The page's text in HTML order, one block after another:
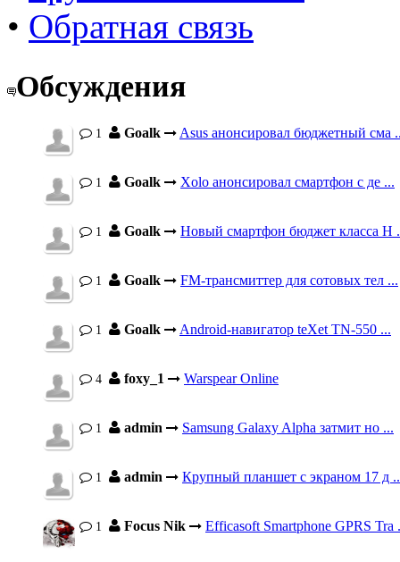
• Обратная связь
Обсуждения
1 Goalk Asus анонсировал бюджетный сма
1 Goalk Xolo анонсировал смартфон с де ...
1 Goalk Новый смартфон бюджет класса H
1 Goalk FM-трансмиттер для сотовых тел ...
1 Goalk Android-навигатор teXet TN-550 ...
4 foxy_1 Warspear Online
1 admin Samsung Galaxy Alpha затмит но ...
1 admin Крупный планшет с экраном 17 д
1 Focus Nik Efficasoft Smartphone GPRS Tra